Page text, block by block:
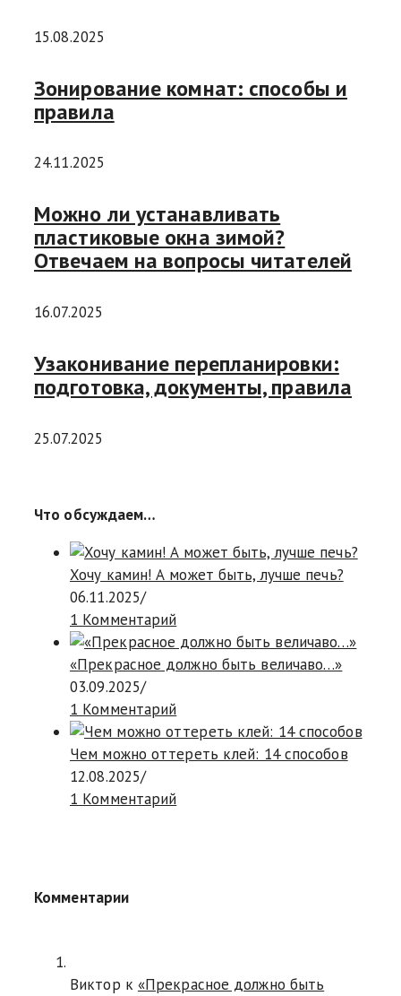
15.08.2025
Зонирование комнат: способы и
правила
24.11.2025
Можно ли устанавливать
пластиковые окна зимой?
Отвечаем на вопросы читателей
16.07.2025
Узаконивание перепланировки:
подготовка, документы, правила
25.07.2025
Что обсуждаем…
Хочу камин! А может быть, лучше печь?
06.11.2025/
1 Комментарий
«Прекрасное должно быть величаво…»
03.09.2025/
1 Комментарий
Чем можно оттереть клей: 14 способов
12.08.2025/
1 Комментарий
Комментарии
Виктор к «Прекрасное должно быть